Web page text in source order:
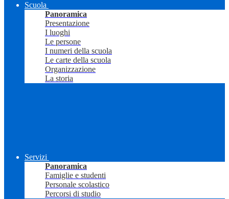
Scuola
Panoramica
Presentazione
I luoghi
Le persone
I numeri della scuola
Le carte della scuola
Organizzazione
La storia
Servizi
Panoramica
Famiglie e studenti
Personale scolastico
Percorsi di studio